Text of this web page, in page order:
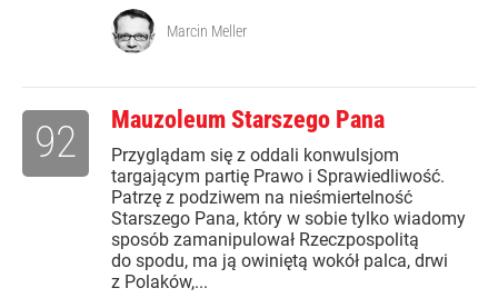
Marcin Meller
Mauzoleum Starszego Pana
Przyglądam się z oddali konwulsjom
targającym partię Prawo i Sprawiedliwość.
Patrzę z podziwem na nieśmiertelność
Starszego Pana, który w sobie tylko wiadomy
sposób zamanipulował Rzeczpospolitą
do spodu, ma ją owiniętą wokół palca, drwi
z Polaków,...
92